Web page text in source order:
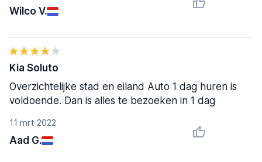
Wilco V.
11 mrt 2022
Aad G.
Kia Soluto
Overzichtelijke stad en eiland Auto 1 dag huren is
voldoende. Dan is alles te bezoeken in 1 dag